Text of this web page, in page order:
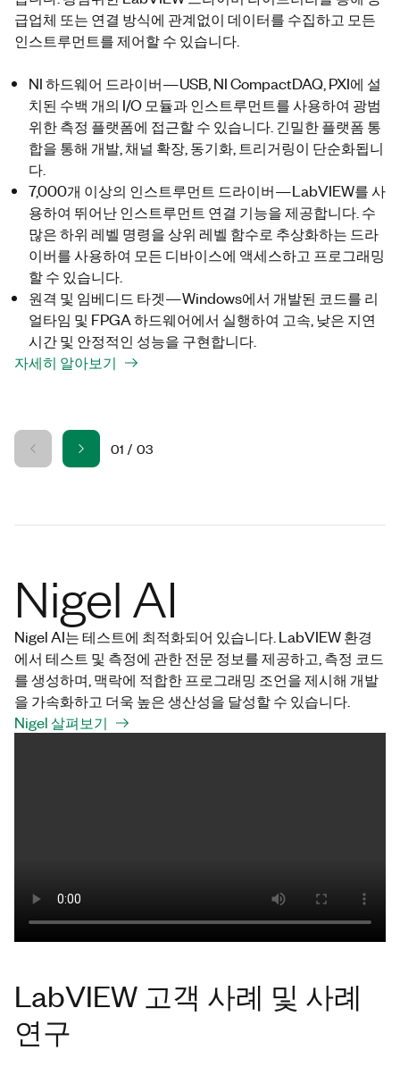
급업체 또는 연결 방식에 관계없이 데이터를 수집하고 모든
인스트루먼트를 제어할 수 있습니다.
NI 하드웨어 드라이버—USB, NI CompactDAQ, PXI에 설
치된 수백 개의 I/O 모듈과 인스트루먼트를 사용하여 광범
위한 측정 플랫폼에 접근할 수 있습니다. 긴밀한 플랫폼 통
합을 통해 개발, 채널 확장, 동기화, 트리거링이 단순화됩니
다.
7,000개 이상의 인스트루먼트 드라이버—LabVIEW를 사
용하여 뛰어난 인스트루먼트 연결 기능을 제공합니다. 수
많은 하위 레벨 명령을 상위 레벨 함수로 추상화하는 드라
이버를 사용하여 모든 디바이스에 액세스하고 프로그래밍
할 수 있습니다.
원격 및 임베디드 타겟—Windows에서 개발된 코드를 리
얼타임 및 FPGA 하드웨어에서 실행하여 고속, 낮은 지연
시간 및 안정적인 성능을 구현합니다.
자세히 알아보기
01 / 03
Nigel AI
Nigel AI는 테스트에 최적화되어 있습니다. LabVIEW 환경
에서 테스트 및 측정에 관한 전문 정보를 제공하고, 측정 코드
를 생성하며, 맥락에 적합한 프로그래밍 조언을 제시해 개발
을 가속화하고 더욱 높은 생산성을 달성할 수 있습니다.
Nigel 살펴보기
LabVIEW 고객 사례 및 사례
연구